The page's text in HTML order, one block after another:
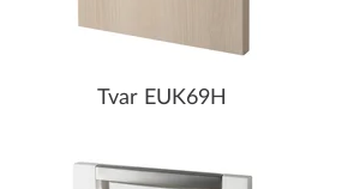
Tvar EUK69H